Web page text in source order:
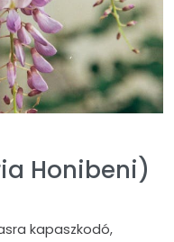
Honibeni)
kapaszkodó,